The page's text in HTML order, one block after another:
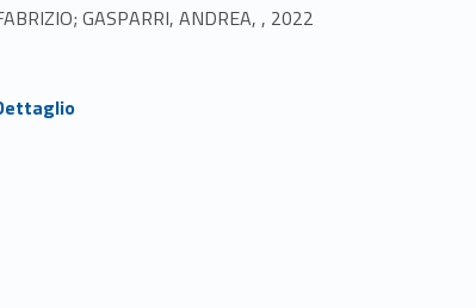
GASPARRI, ANDREA, , 2022
16